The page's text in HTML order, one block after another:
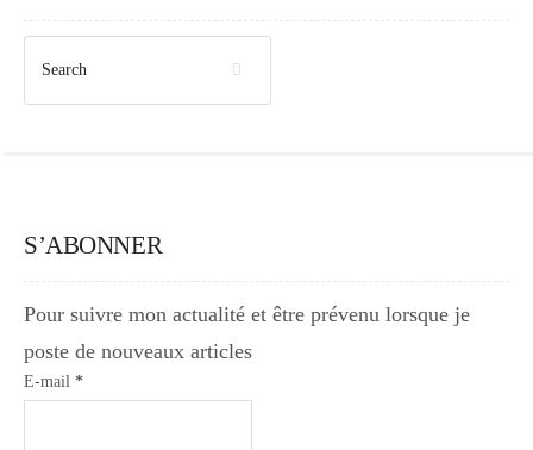
S’ABONNER
Pour suivre mon actualité et être prévenu lorsque je
poste de nouveaux articles
E-mail *